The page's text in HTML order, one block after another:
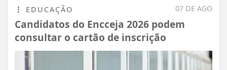
07 DE AGO
EDUCAÇÃO
Candidatos do Encceja 2026 podem
consultar o cartão de inscrição